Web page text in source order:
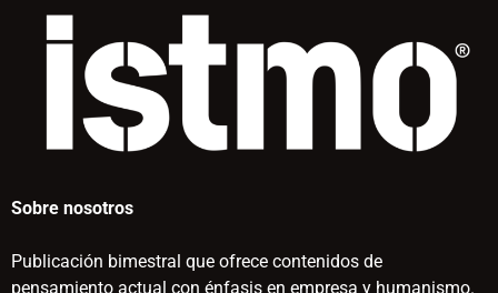
Sobre nosotros
Publicación bimestral que ofrece contenidos de
pensamiento actual con énfasis en empresa y humanismo.